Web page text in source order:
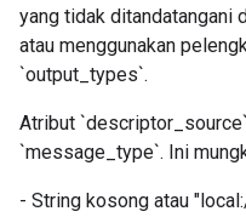
yang tidak ditandatangani
atau menggunakan
`output_types`.
Atribut
`message_type`. Ini
- String kosong atau